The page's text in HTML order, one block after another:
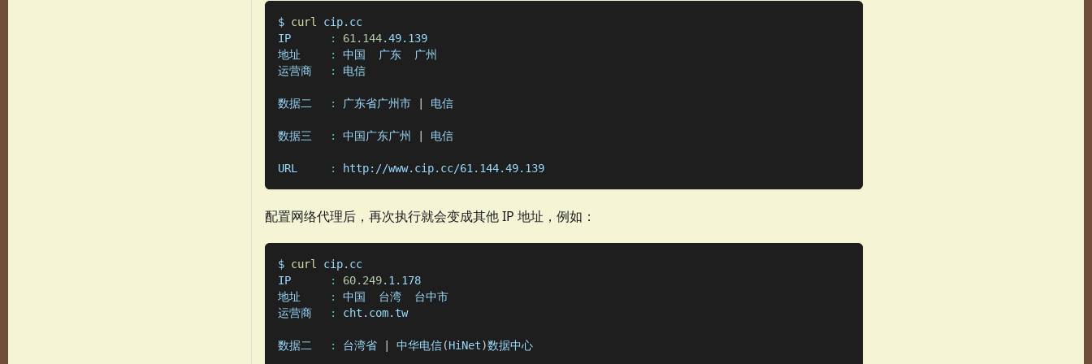
$ curl cip.cc
: 61.144.49.139
:
中国  广东  广州
: 电信
: 广东省广州市 电信
: 中国广东广州 电信
: http://www.cip.cc/61.144.49.139
配置网络代理后，再次执行就会变成其他 IP 地址，例如：
$ curl cip.cc
: 60.249.1.178
:
中国  台湾  台中市
: cht.com.tw
: 台湾省 中华电信(HiNet)数据中心